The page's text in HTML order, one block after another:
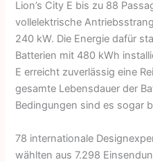
Lion’s City E bis zu 88
vollelektrische
240 kW. Die Energie dafür
Batterien mit 480 kWh
E erreicht zuverlässig eine
gesamte Lebensdauer der
Bedingungen sind es sogar
78 internationale
wählten aus 7.298